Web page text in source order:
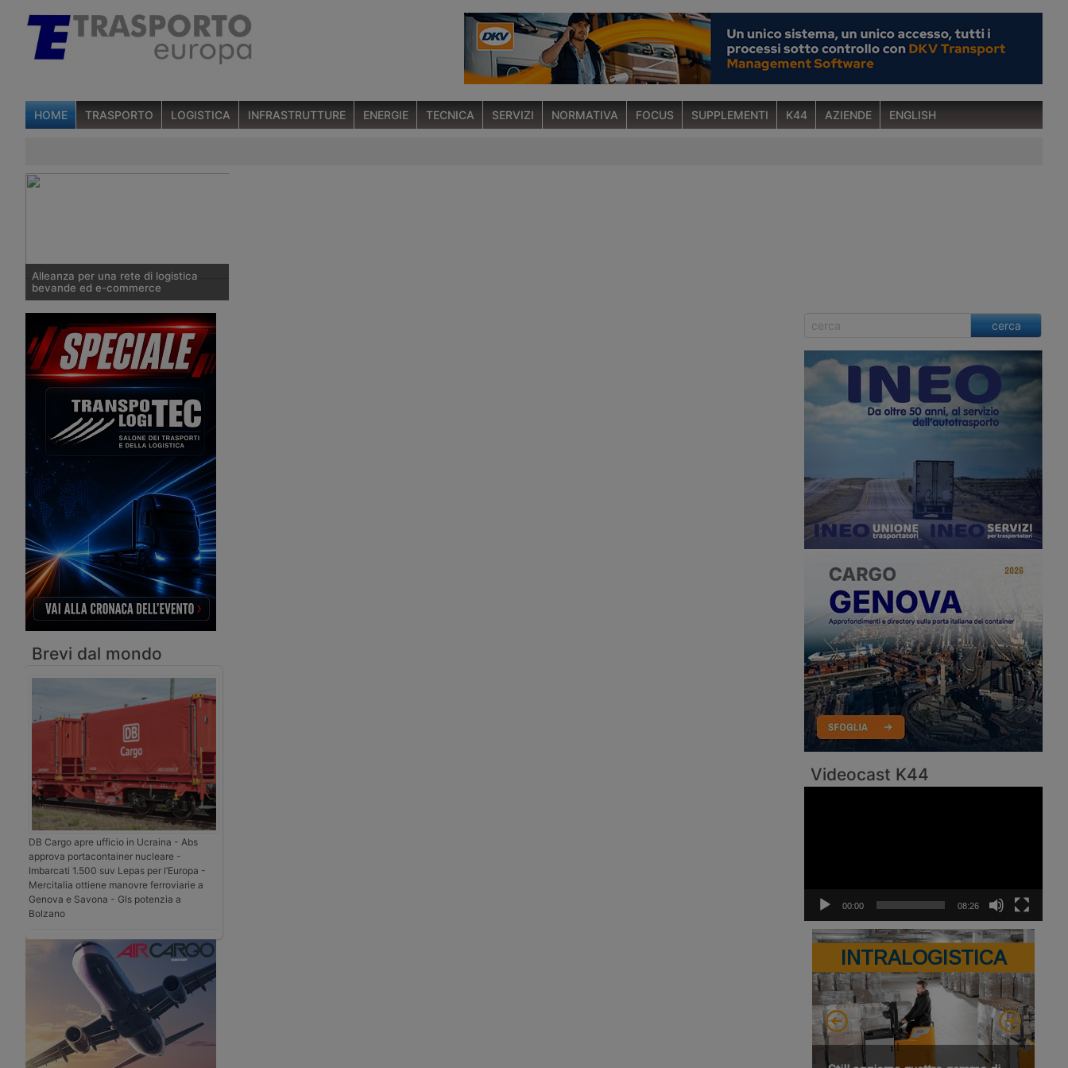
HOME TRASPORTO LOGISTICA INFRASTRUTTURE ENERGIE TECNICA SERVIZI NORMATIVA FOCUS SUPPLEMENTI K44 AZIENDE ENGLISH
Alleanza per una rete di logistica
bevande ed e-commerce
FM Logistic Italia, MagDi e Fratelli di
Martino hanno costituito il BeveRete
Network, società di rete dedicata nella
distribuzione nei settori beverage, food
& grocery, e-commerce, retail e
fashion.
Brevi dal mondo
DB Cargo apre ufficio in Ucraina - Abs
approva portacontainer nucleare -
Imbarcati 1.500 suv Lepas per l’Europa -
Mercitalia ottiene manovre ferroviarie a
Genova e Savona - Gls potenzia a
Bolzano
cerca
Videocast K44
00:00 08:26
INTRALOGISTICA